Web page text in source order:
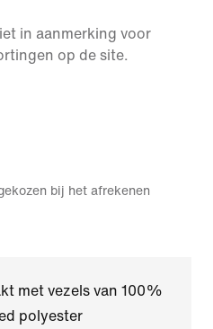
in aanmerking voor
op de site.
bij het afrekenen
met vezels van 100%
polyester